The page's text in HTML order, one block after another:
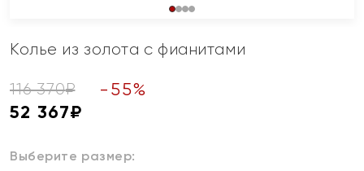
Колье из золота с фианитами
116 370₽ - 55%
52 367₽
Выберите размер: